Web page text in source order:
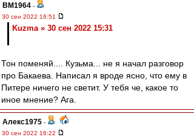
BM1964 -
30 сен 2022 16:51
Kuzma » 30 сен 2022 15:31
Тон поменяй.... Кузьма... не я начал разговор
про Бакаева. Написал я вроде ясно, что ему в
Питере ничего не светит. У тебя че, какое то
иное мнение? Ага.
Алекс1975 -
30 сен 2022 16:22